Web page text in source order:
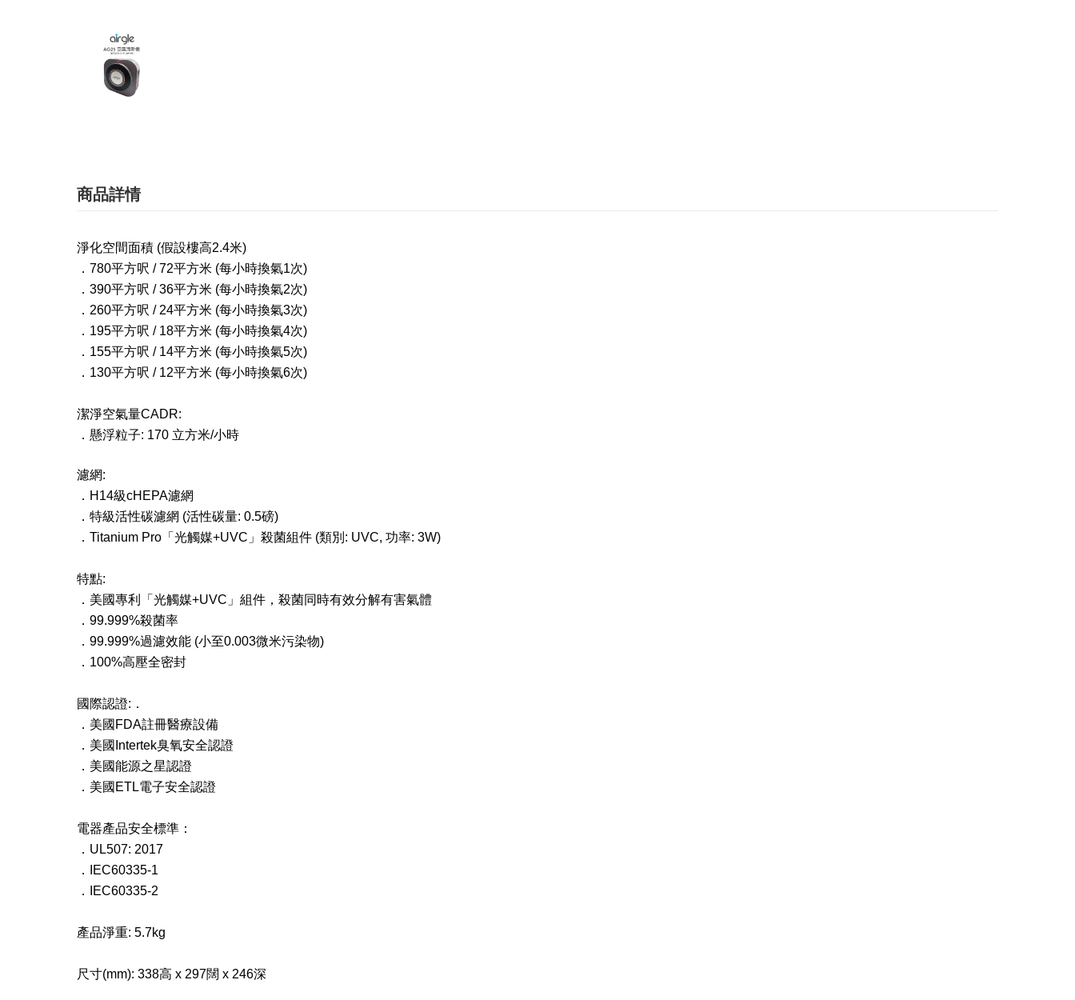
商品詳情
淨化空間面積 (假設樓高2.4米)
．780平方呎 / 72平方米 (每小時換氣1次)
．390平方呎 / 36平方米 (每小時換氣2次)
．260平方呎 / 24平方米 (每小時換氣3次)
．195平方呎 / 18平方米 (每小時換氣4次)
． 155平方呎 / 14平方米 (每小時換氣5次)
．130平方呎 / 12平方米 (每小時換氣6次)
潔淨空氣量CADR:
． 懸浮粒子: 170 立方米/小時
濾網:
． H14級cHEPA濾網
． 特級活性碳濾網 (活性碳量: 0.5磅)
． Titanium Pro「光觸媒+UVC」殺菌組件 (類別: UVC, 功率: 3W)
特點:
． 美國專利「光觸媒+UVC」組件，殺菌同時有效分解有害氣體
． 99.999%殺菌率
． ​99.999%過濾效能 (小至0.003微米污染物)
． 100%高壓全密封
國際認證: ．
． 美國FDA註冊醫療設備
． 美國Intertek臭氧安全認證
． 美國能源之星認證
． 美國ETL電子安全認證
電器產品安全標準：
． UL507: 2017
．
IEC60335-1
．
IEC60335-2
產品淨​重: 5.7kg
尺寸(mm): 338高 x 297闊 x 246深